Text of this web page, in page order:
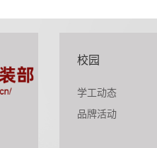
校园
学工动态
品牌活动